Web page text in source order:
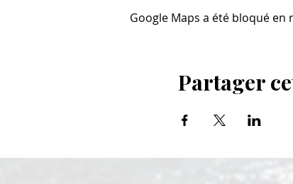
Google Maps a été bloqué
Partager